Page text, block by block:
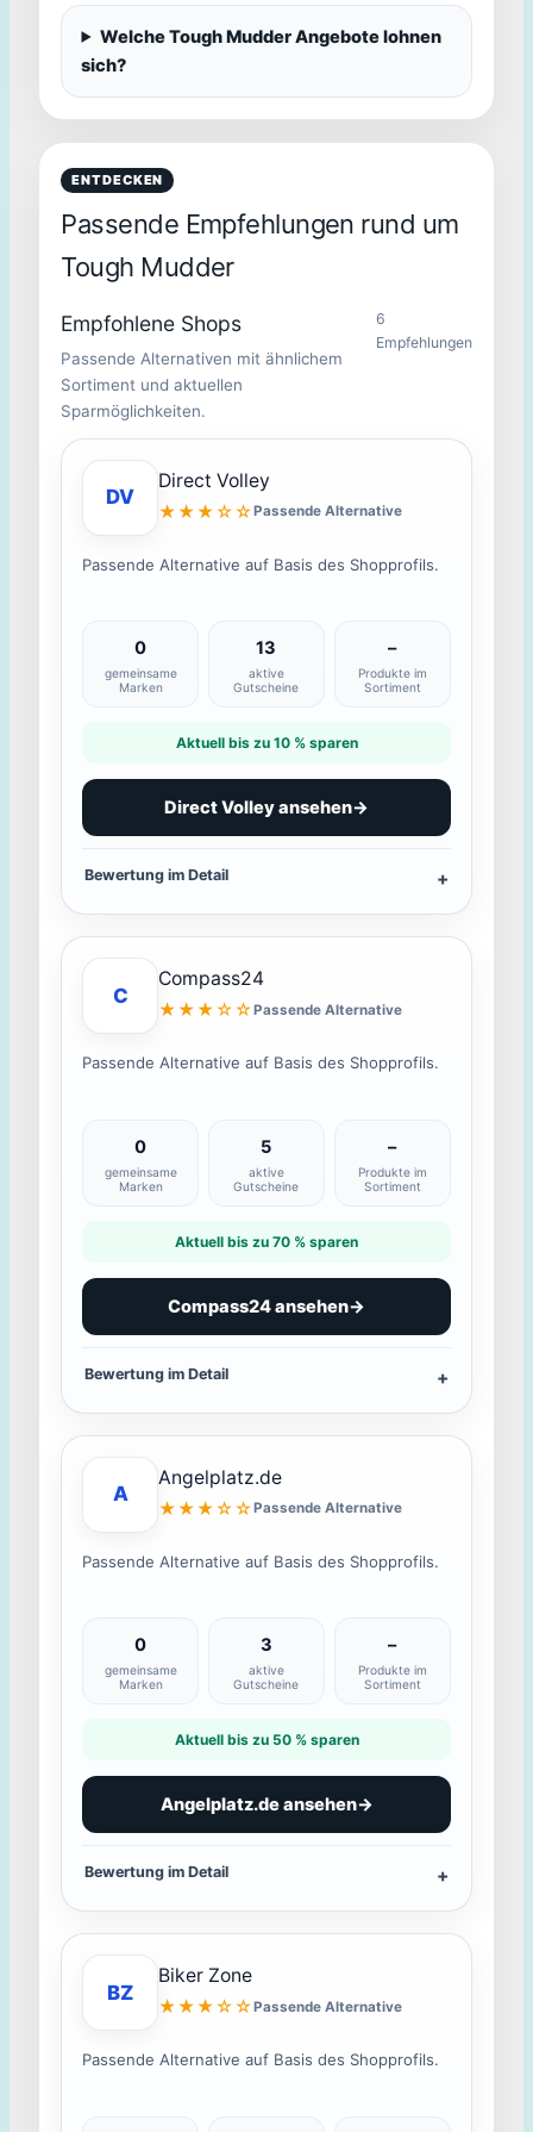
Welche Tough Mudder Angebote lohnen
sich?
ENTDECKEN
Passende Empfehlungen rund um
Tough Mudder
Empfohlene Shops
Passende Alternativen mit ähnlichem
Sortiment und aktuellen
Sparmöglichkeiten.
6
Empfehlungen
DV
Direct Volley
★★★☆☆Passende Alternative
Passende Alternative auf Basis des Shopprofils.
0
gemeinsame
Marken
13
aktive
Gutscheine
–
Produkte im
Sortiment
Aktuell bis zu 10 % sparen
Direct Volley ansehen→
Bewertung im Detail
C
Compass24
★★★☆☆Passende Alternative
Passende Alternative auf Basis des Shopprofils.
0
gemeinsame
Marken
5
aktive
Gutscheine
–
Produkte im
Sortiment
Aktuell bis zu 70 % sparen
Compass24 ansehen→
Bewertung im Detail
A
Angelplatz.de
★★★☆☆Passende Alternative
Passende Alternative auf Basis des Shopprofils.
0
gemeinsame
Marken
3
aktive
Gutscheine
–
Produkte im
Sortiment
Aktuell bis zu 50 % sparen
Angelplatz.de ansehen→
Bewertung im Detail
BZ
Biker Zone
★★★☆☆Passende Alternative
Passende Alternative auf Basis des Shopprofils.